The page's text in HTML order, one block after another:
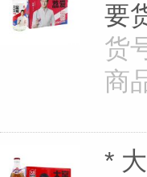
要
货
商
*